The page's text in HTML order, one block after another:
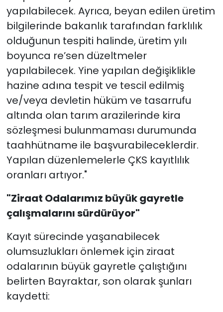
yapılabilecek. Ayrıca, beyan edilen üretim
bilgilerinde bakanlık tarafından farklılık
olduğunun tespiti halinde, üretim yılı
boyunca re’sen düzeltmeler
yapılabilecek. Yine yapılan değişiklikle
hazine adına tespit ve tescil edilmiş
ve/veya devletin hüküm ve tasarrufu
altında olan tarım arazilerinde kira
sözleşmesi bulunmaması durumunda
taahhütname ile başvurabileceklerdir.
Yapılan düzenlemelerle ÇKS kayıtlılık
oranları artıyor."
"Ziraat Odalarımız büyük gayretle
çalışmalarını sürdürüyor"
Kayıt sürecinde yaşanabilecek
olumsuzlukları önlemek için ziraat
odalarının büyük gayretle çalıştığını
belirten Bayraktar, son olarak şunları
kaydetti: